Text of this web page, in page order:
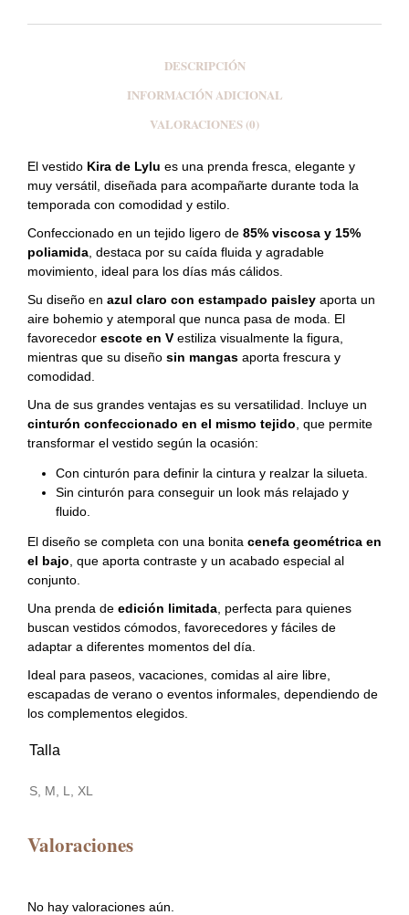
DESCRIPCIÓN
INFORMACIÓN ADICIONAL
VALORACIONES (0)
El vestido Kira de Lylu es una prenda fresca, elegante y
muy versátil, diseñada para acompañarte durante toda la
temporada con comodidad y estilo.
Confeccionado en un tejido ligero de 85% viscosa y 15%
poliamida , destaca por su caída fluida y agradable
movimiento, ideal para los días más cálidos.
Su diseño en azul claro con estampado paisley aporta un
aire bohemio y atemporal que nunca pasa de moda. El
favorecedor escote en V estiliza visualmente la figura,
mientras que su diseño sin mangas aporta frescura y
comodidad.
Una de sus grandes ventajas es su versatilidad. Incluye un
cinturón confeccionado en el mismo tejido , que permite
transformar el vestido según la ocasión:
Con cinturón para definir la cintura y realzar la silueta.
Sin cinturón para conseguir un look más relajado y
fluido.
El diseño se completa con una bonita cenefa geométrica en
el bajo , que aporta contraste y un acabado especial al
conjunto.
Una prenda de edición limitada , perfecta para quienes
buscan vestidos cómodos, favorecedores y fáciles de
adaptar a diferentes momentos del día.
Ideal para paseos, vacaciones, comidas al aire libre,
escapadas de verano o eventos informales, dependiendo de
los complementos elegidos.
Talla
S, M, L, XL
Valoraciones
No hay valoraciones aún.